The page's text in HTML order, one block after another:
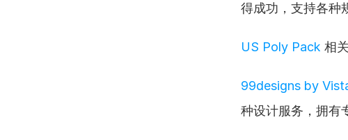
得成功，支持各种
US Poly Pack 相
99designs by
种设计服务，拥有